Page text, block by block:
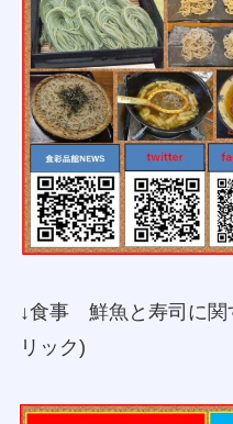
↓食事 鮮魚と寿司に関
リック)